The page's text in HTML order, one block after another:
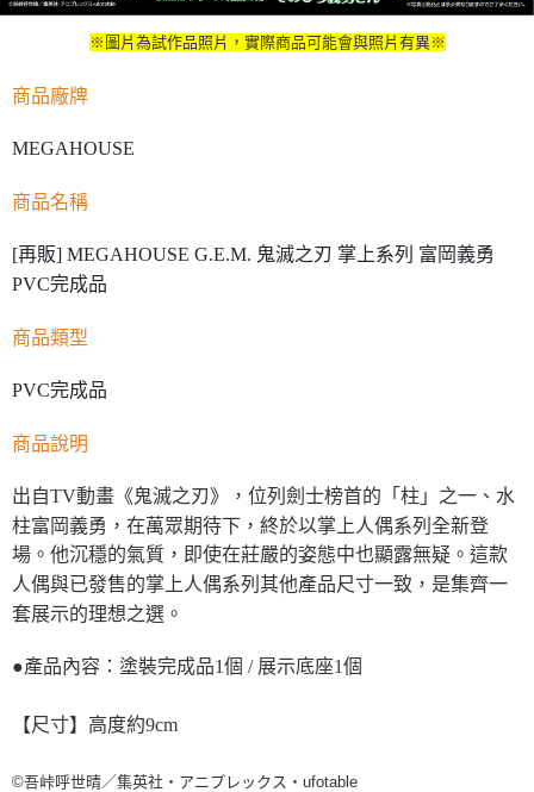
※圖片為試作品照片，實際商品可能會與照片有異※
商品廠牌
MEGAHOUSE
商品名稱
[再販] MEGAHOUSE G.E.M. 鬼滅之刃 掌上系列 富岡義勇
PVC完成品
商品類型
PVC完成品
商品說明
出自TV動畫《鬼滅之刃》，位列劍士榜首的「柱」之一、水
柱富岡義勇，在萬眾期待下，終於以掌上人偶系列全新登
場。他沉穩的氣質，即使在莊嚴的姿態中也顯露無疑。這款
人偶與已發售的掌上人偶系列其他產品尺寸一致，是集齊一
套展示的理想之選。
●產品內容：塗裝完成品1個 / 展示底座1個
【尺寸】高度約9cm
©吾峠呼世晴／集英社・アニプレックス・ufotable